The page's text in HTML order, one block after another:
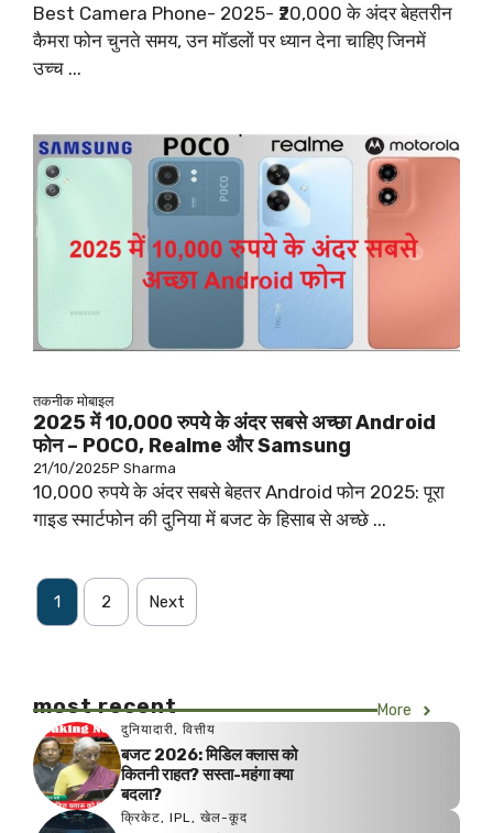
Best Camera Phone- 2025- ₹20,000 के अंदर बेहतरीन
कैमरा फोन चुनते समय, उन मॉडलों पर ध्यान देना चाहिए जिनमें
उच्च ...
तकनीक मोबाइल
2025 में 10,000 रुपये के अंदर सबसे अच्छा Android
फोन – POCO, Realme और Samsung
21/10/2025P Sharma
10,000 रुपये के अंदर सबसे बेहतर Android फोन 2025: पूरा
गाइड स्मार्टफोन की दुनिया में बजट के हिसाब से अच्छे ...
1 2 Next
most recent More
दुनियादारी, वित्तीय
बजट 2026: मिडिल क्लास को
कितनी राहत? सस्ता-महंगा क्या
बदला?
क्रिकेट, IPL , खेल-कूद